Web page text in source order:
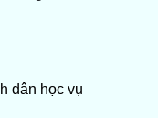
dân học vụ